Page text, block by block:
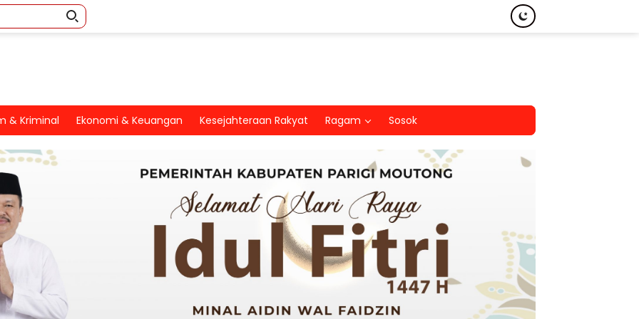
& Kriminal Ekonomi & Keuangan Kesejahteraan Rakyat Ragam Sosok